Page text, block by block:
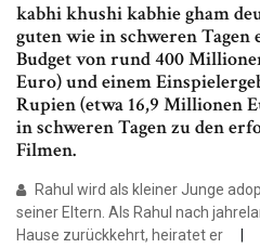
kabhi khushi kabhie gham
guten wie in schweren
Budget von rund 400
Euro) und einem
Rupien (etwa 16,9 Millionen
in schweren Tagen zu den
Filmen.
Rahul wird als kleiner Junge
seiner Eltern. Als Rahul nach
Hause zurückkehrt, heiratet er